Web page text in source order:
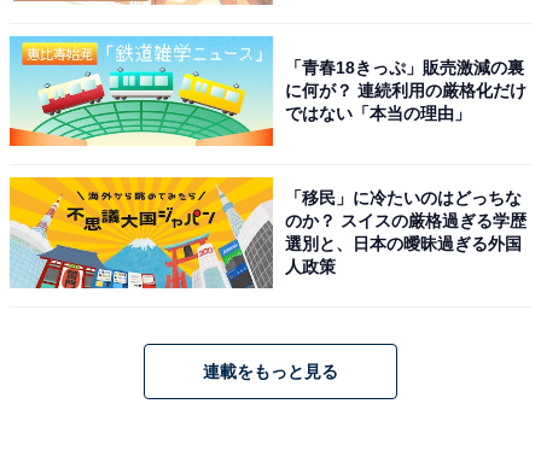
「青春18きっぷ」販売激減の裏
に何が？ 連続利用の厳格化だけ
ではない「本当の理由」
「移民」に冷たいのはどっちな
のか？ スイスの厳格過ぎる学歴
選別と、日本の曖昧過ぎる外国
人政策
連載をもっと見る